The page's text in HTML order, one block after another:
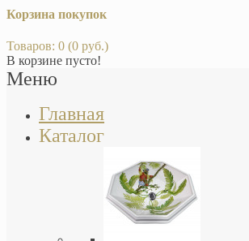
Корзина покупок
Товаров: 0 (0 руб.)
В корзине пусто!
Меню
Главная
Каталог